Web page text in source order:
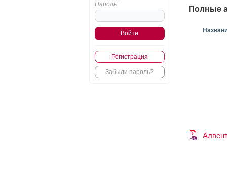
Пароль:
Регистрация
Забыли пароль?
Полные